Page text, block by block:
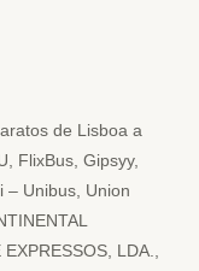
de Lisboa a
FlixBus, Gipsyy,
– Unibus, Union
LDA.,